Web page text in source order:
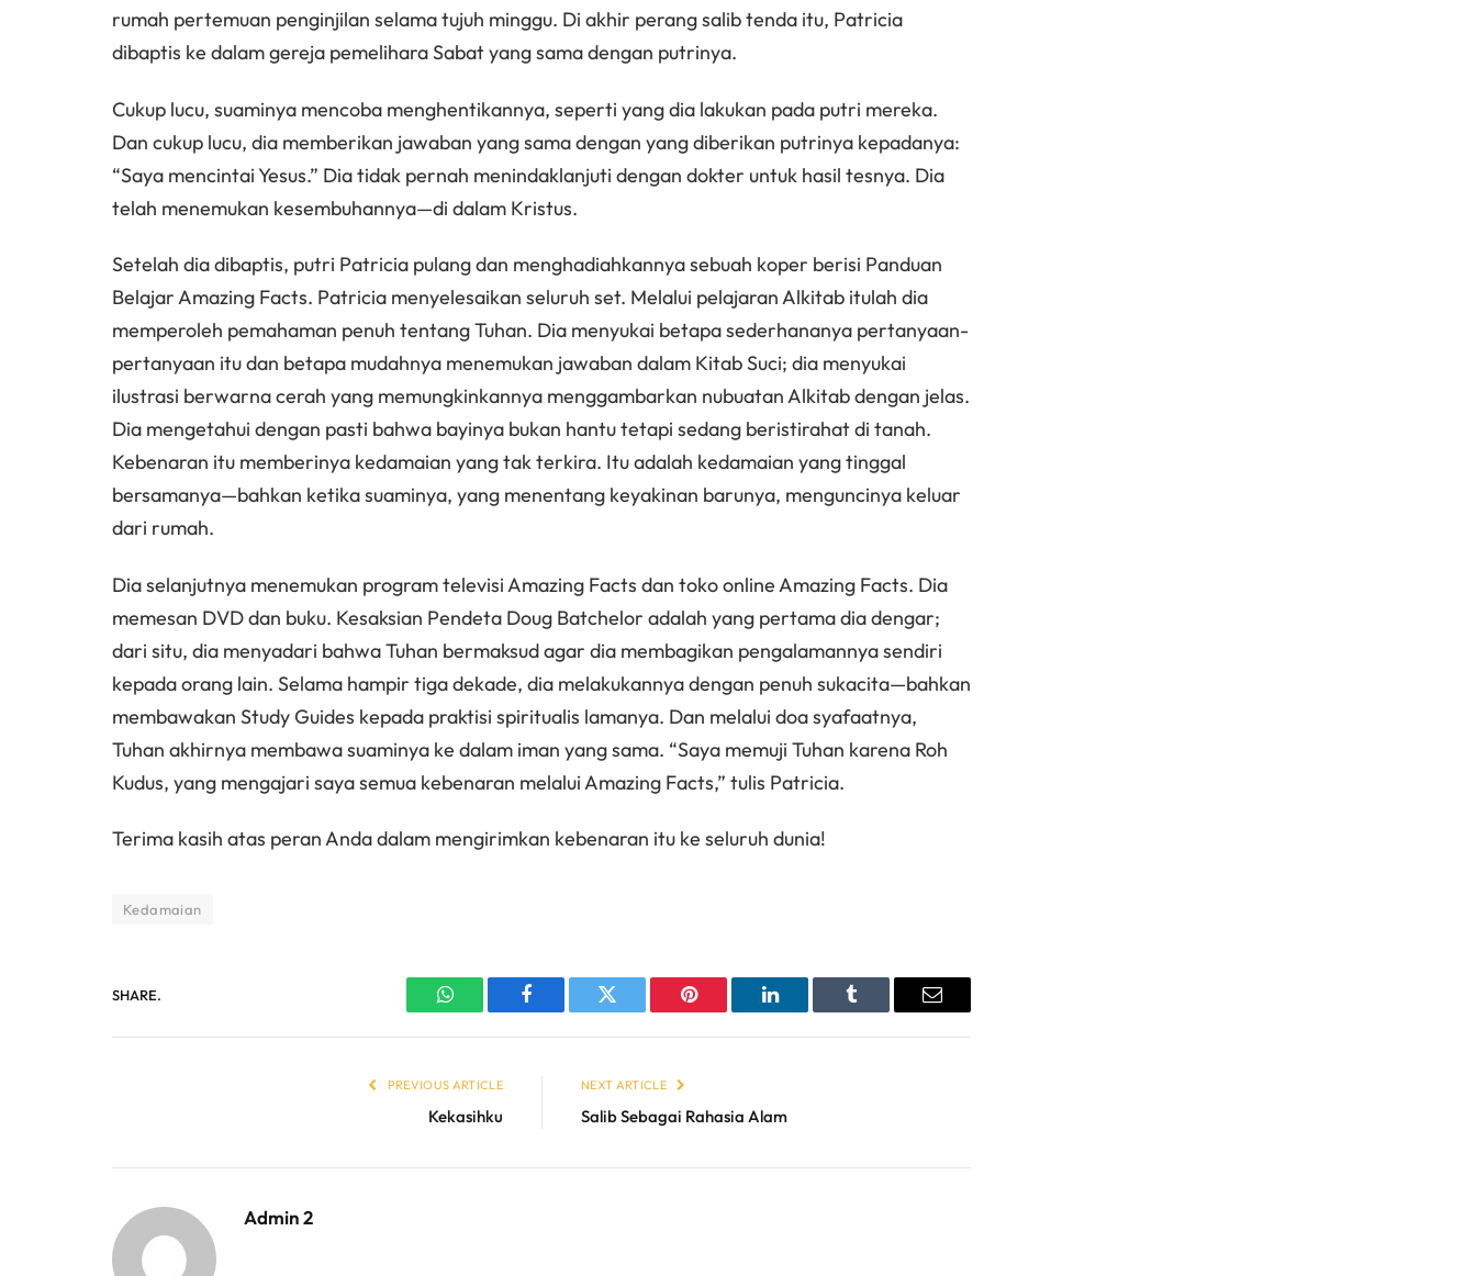
rumah pertemuan penginjilan selama tujuh minggu. Di akhir perang salib tenda itu, Patricia
dibaptis ke dalam gereja pemelihara Sabat yang sama dengan putrinya.
Cukup lucu, suaminya mencoba menghentikannya, seperti yang dia lakukan pada putri mereka.
Dan cukup lucu, dia memberikan jawaban yang sama dengan yang diberikan putrinya kepadanya:
“Saya mencintai Yesus.” Dia tidak pernah menindaklanjuti dengan dokter untuk hasil tesnya. Dia
telah menemukan kesembuhannya—di dalam Kristus.
Setelah dia dibaptis, putri Patricia pulang dan menghadiahkannya sebuah koper berisi Panduan
Belajar Amazing Facts. Patricia menyelesaikan seluruh set. Melalui pelajaran Alkitab itulah dia
memperoleh pemahaman penuh tentang Tuhan. Dia menyukai betapa sederhananya pertanyaan-
pertanyaan itu dan betapa mudahnya menemukan jawaban dalam Kitab Suci; dia menyukai
ilustrasi berwarna cerah yang memungkinkannya menggambarkan nubuatan Alkitab dengan jelas.
Dia mengetahui dengan pasti bahwa bayinya bukan hantu tetapi sedang beristirahat di tanah.
Kebenaran itu memberinya kedamaian yang tak terkira. Itu adalah kedamaian yang tinggal
bersamanya—bahkan ketika suaminya, yang menentang keyakinan barunya, menguncinya keluar
dari rumah.
Dia selanjutnya menemukan program televisi Amazing Facts dan toko online Amazing Facts. Dia
memesan DVD dan buku. Kesaksian Pendeta Doug Batchelor adalah yang pertama dia dengar;
dari situ, dia menyadari bahwa Tuhan bermaksud agar dia membagikan pengalamannya sendiri
kepada orang lain. Selama hampir tiga dekade, dia melakukannya dengan penuh sukacita—bahkan
membawakan Study Guides kepada praktisi spiritualis lamanya. Dan melalui doa syafaatnya,
Tuhan akhirnya membawa suaminya ke dalam iman yang sama. “Saya memuji Tuhan karena Roh
Kudus, yang mengajari saya semua kebenaran melalui Amazing Facts,” tulis Patricia.
Terima kasih atas peran Anda dalam mengirimkan kebenaran itu ke seluruh dunia!
Kedamaian
SHARE.
WhatsAppFacebook Twitter Pinterest LinkedIn Tumblr Email
PREVIOUS ARTICLE
Kekasihku
NEXT ARTICLE
Salib Sebagai Rahasia Alam
Admin 2